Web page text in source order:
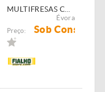
MULTIFRESAS COMEB FPSR - FPSRA - FPSRXA
Évora
Preço: Sob Consulta